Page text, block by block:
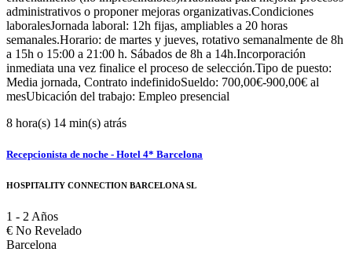
administrativos o proponer mejoras organizativas.Condiciones
laboralesJornada laboral: 12h fijas, ampliables a 20 horas
semanales.Horario: de martes y jueves, rotativo semanalmente de 8h
a 15h o 15:00 a 21:00 h. Sábados de 8h a 14h.Incorporación
inmediata una vez finalice el proceso de selección.Tipo de puesto:
Media jornada, Contrato indefinidoSueldo: 700,00€-900,00€ al
mesUbicación del trabajo: Empleo presencial
8 hora(s) 14 min(s) atrás
Recepcionista de noche - Hotel 4* Barcelona
HOSPITALITY CONNECTION BARCELONA SL
1 - 2 Años
€ No Revelado
Barcelona